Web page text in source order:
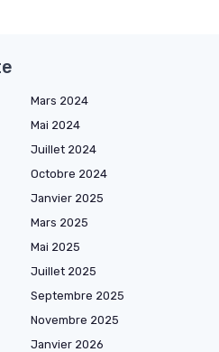
Mars 2024
Mai 2024
Juillet 2024
Octobre 2024
Janvier 2025
Mars 2025
Mai 2025
Juillet 2025
Septembre 2025
Novembre 2025
Janvier 2026